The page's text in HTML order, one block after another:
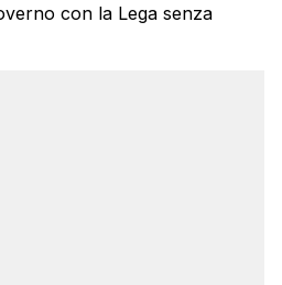
con la Lega senza